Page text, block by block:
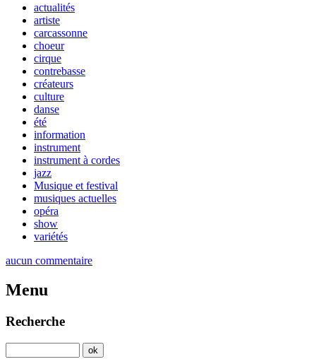
actualités
artiste
carcassonne
choeur
cirque
contrebasse
créateurs
culture
danse
été
information
instrument
instrument à cordes
jazz
Musique et festival
musiques actuelles
opéra
show
variétés
aucun commentaire
Menu
Recherche